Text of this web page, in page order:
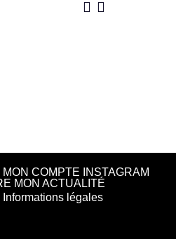
COMPTE INSTAGRAM
MON ACTUALITÉ
Informations légales